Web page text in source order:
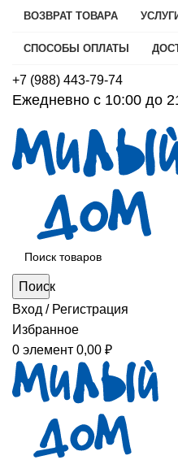
ВОЗВРАТ ТОВАРА
СПОСОБЫ ОПЛАТЫ
+7 (988) 443-79-74
Ежедневно с 10:00 до
Поиск
Вход / Регистрация
Избранное
0 элемент 0,00 ₽